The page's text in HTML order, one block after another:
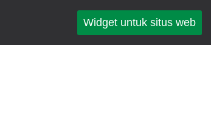
Widget untuk situs web